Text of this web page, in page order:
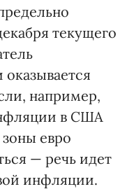
текущего
например,
в США
зоны евро
— речь идет
инфляции.